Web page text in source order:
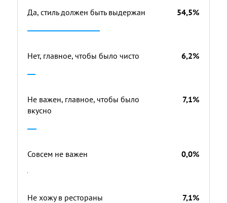
Да, стиль должен быть выдержан 54,5%
Нет, главное, чтобы было чисто 6,2%
Не важен, главное, чтобы было
вкусно
7,1%
Совсем не важен 0,0%
Не хожу в рестораны 7,1%